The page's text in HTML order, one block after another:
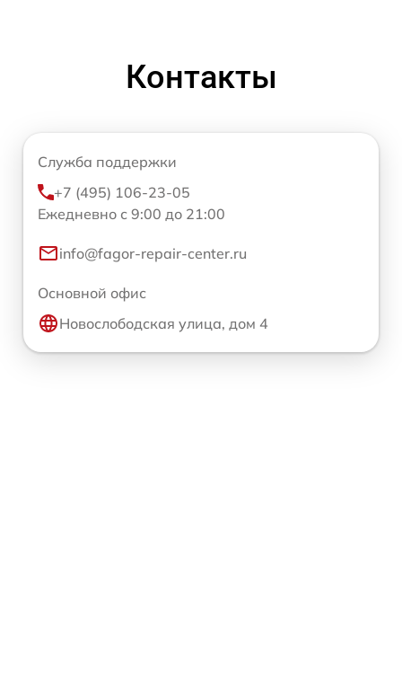
Контакты
Служба поддержки
+7 (495) 106-23-05
Ежедневно с 9:00 до 21:00
info@fagor-repair-center.ru
Основной офис
Новослободская улица, дом 4